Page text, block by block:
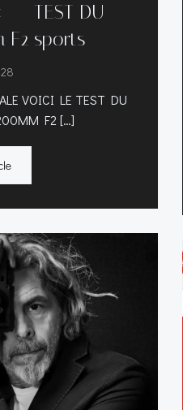
TEST DU
F2 sports
VOICI LE TEST DU
F2 […]